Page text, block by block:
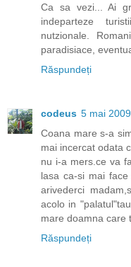
Ca sa vezi... Ai
indeparteze
nutzionale.
paradisiace,
Răspundeți
codeus 5 mai
Coana mare s-a
mai incercat odata
nu i-a mers.ce va
lasa ca-si mai
arivederci
acolo in
mare doamna care
Răspundeți